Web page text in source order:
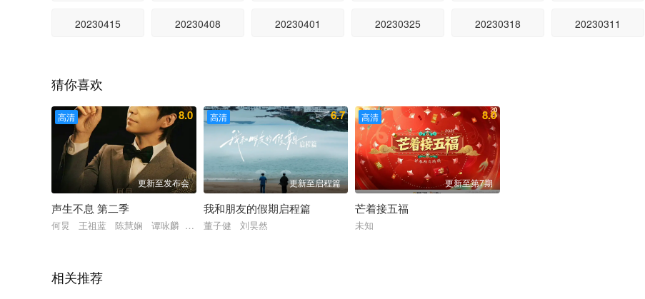
20230415 20230408 20230401 20230325 20230318 20230311
猜你喜欢
高清 8.0
更新至发布会
声生不息 第二季
何炅 王祖蓝 陈慧娴 谭咏麟 周慧敏 容祖儿 李宇春 周笔畅 薛凯琪 古巨基 陈小春 回春丹 黄子弘凡 卫兰 Janice M 方力申 李昊
高清 6.7
更新至启程篇
我和朋友的假期启程篇
董子健 刘昊然
高清 8.0
更新至第7期
芒着接五福
未知
相关推荐